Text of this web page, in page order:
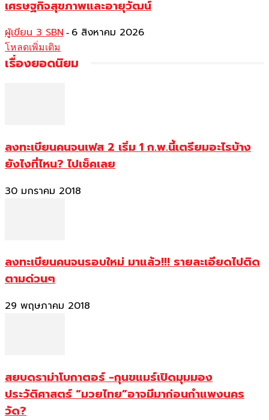
เศรษฐกิจสุขภาพและอายุวัฒน์
ผู้เขียน 3 SBN - 6 สิงหาคม 2026
โหลดเพิ่มเติม
เรื่องยอดนิยม
ลงทะเบียนคนจนเฟส 2 เริ่ม 1 ก.พ.นี้เตรียมอะไรบ้าง
ยังไงที่ไหน? ไปเช็คเลย
30 มกราคม 2018
ลงทะเบียนคนจนรอบใหม่ มาแล้ว!!! รายละเอียดไปติด
ตามด่วนๆ
29 พฤษภาคม 2018
สยบดราม่าโบกาตอร์ -กุนขแมร์เปิดมุมมอง
ประวัติศาสตร์ “มวยไทย”อาจมีมาก่อนกำแพงนคร
วัด?